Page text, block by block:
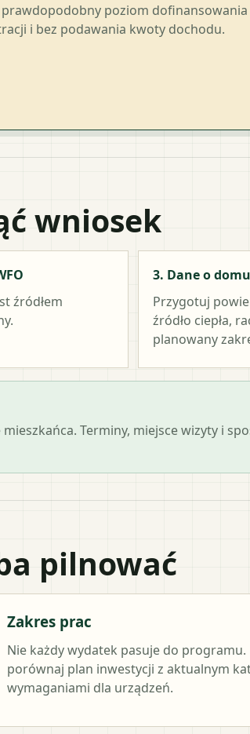
prawdopodobny poziom dofinansowania
i bez podawania kwoty dochodu.
wniosek
źródłem
3. Dane o domu
Przygotuj
źródło ciepła,
planowany
Terminy, miejsce wizyty i
pilnować
Zakres prac
Nie każdy wydatek pasuje do
porównaj plan inwestycji z aktualnym
wymaganiami dla urządzeń.